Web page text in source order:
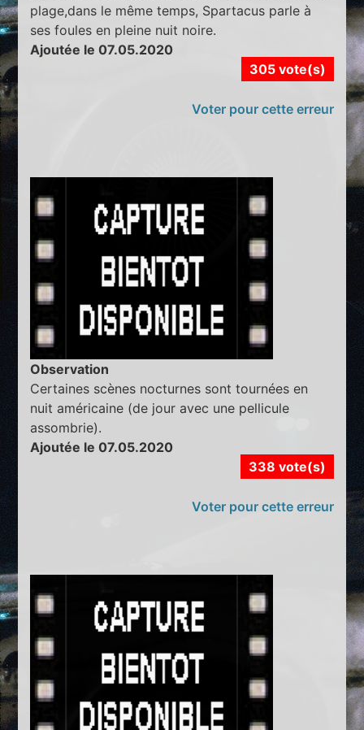
plage,dans le même temps, Spartacus parle à
ses foules en pleine nuit noire.
Ajoutée le 07.05.2020
305 vote(s)
Voter pour cette erreur
Observation
Certaines scènes nocturnes sont tournées en
nuit américaine (de jour avec une pellicule
assombrie).
Ajoutée le 07.05.2020
338 vote(s)
Voter pour cette erreur